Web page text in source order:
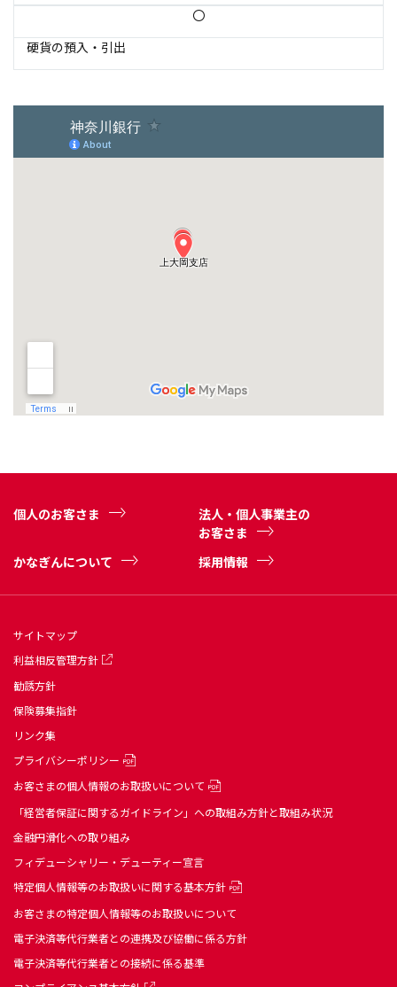
〇
硬貨の預入・引出
個人のお客さま
法人・個人事業主の
お客さま
かなぎんについて
採用情報
サイトマップ
利益相反管理方針
勧誘方針
保険募集指針
リンク集
プライバシーポリシー
お客さまの個人情報のお取扱いについて
「経営者保証に関するガイドライン」への取組み方針と取組み状況
金融円滑化への取り組み
フィデューシャリー・デューティー宣言
特定個人情報等のお取扱いに関する基本方針
お客さまの特定個人情報等のお取扱いについて
電子決済等代行業者との連携及び協働に係る方針
電子決済等代行業者との接続に係る基準